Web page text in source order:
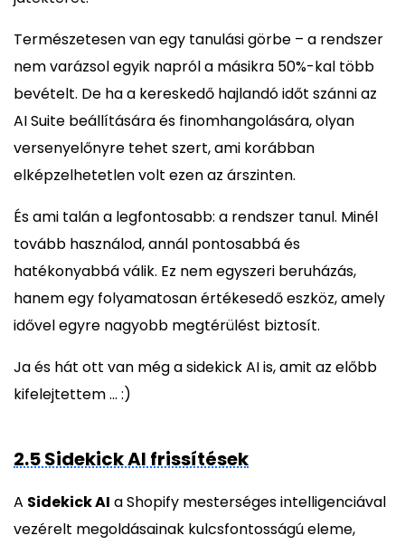
Természetesen van egy tanulási görbe – a rendszer
nem varázsol egyik napról a másikra 50%-kal több
bevételt. De ha a kereskedő hajlandó időt szánni az
AI Suite beállítására és finomhangolására, olyan
versenyelőnyre tehet szert, ami korábban
elképzelhetetlen volt ezen az árszinten.
És ami talán a legfontosabb: a rendszer tanul. Minél
tovább használod, annál pontosabbá és
hatékonyabbá válik. Ez nem egyszeri beruházás,
hanem egy folyamatosan értékesedő eszköz, amely
idővel egyre nagyobb megtérülést biztosít.
Ja és hát ott van még a sidekick AI is, amit az előbb
kifelejtettem ... :)
2.5 Sidekick AI frissítések
A Sidekick AI a Shopify mesterséges intelligenciával
vezérelt megoldásainak kulcsfontosságú eleme,